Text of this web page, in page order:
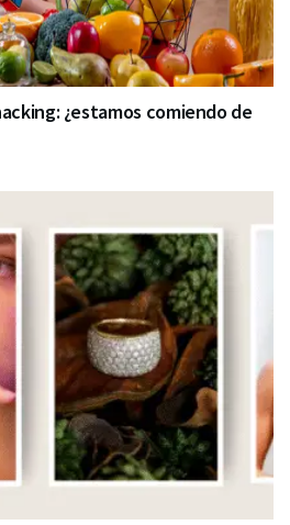
¿estamos comiendo de